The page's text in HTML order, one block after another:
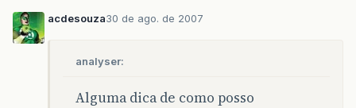
acdesouza30 de ago. de 2007
analyser:
Alguma dica de como posso